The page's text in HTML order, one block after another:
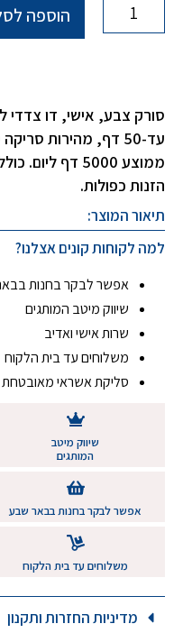
הוספה
סורק צבע, אישי, דו צדדי
ממוצע 5000 דף
הזנות כפולות.
תיאור המוצר:
למה לקוחות קונים אצלנו?
אפשר לבקר בחנות
שיווק מיטב המותגים
שרות אישי ואדיב
משלוחים עד בית הלקוח
סליקת אשראי מאובטחת
שיווק מיטב
המותגים
אפשר לבקר בחנות בבאר שבע
משלוחים עד בית הלקוח
מדיניות החזרות ותקנון